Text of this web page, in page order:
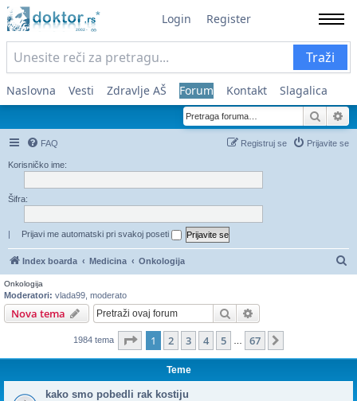
Login Register
Traži
Naslovna Vesti Zdravlje AŠ Forum Kontakt Slagalica
FAQ Prijavite se
Registruj se
Korisničko ime:
Šifra:
| Prijavi me automatski pri svakoj poseti
Index boarda Medicina Onkologija
Onkologija
Moderatori: vlada99 moderato
Nova tema Pretraga
1984 tema Stranica 1od67
1 2 3 4 5 67
Teme
kako smo pobedli rak kostiju